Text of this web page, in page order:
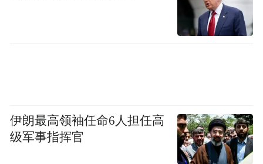
间，千万不要跑空。
伊朗最高领袖任命6人担任高
级军事指挥官